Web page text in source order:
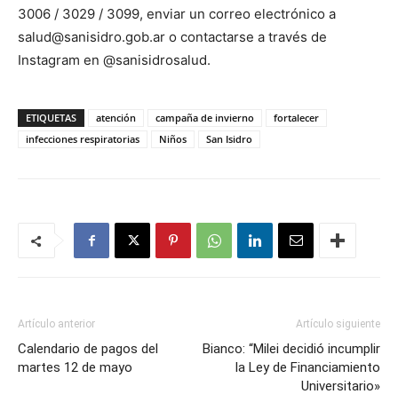
3006 / 3029 / 3099, enviar un correo electrónico a
salud@sanisidro.gob.ar o contactarse a través de
Instagram en @sanisidrosalud.
ETIQUETAS atención campaña de invierno
fortalecer
infecciones respiratorias
Niños San Isidro
Artículo anterior
Calendario de pagos del
martes 12 de mayo
Artículo siguiente
Bianco: “Milei decidió incumplir
la Ley de Financiamiento
Universitario»